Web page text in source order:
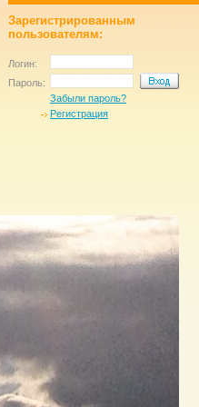
Зарегистрированным
пользователям:
Логин:
Пароль:
Забыли пароль?
Регистрация